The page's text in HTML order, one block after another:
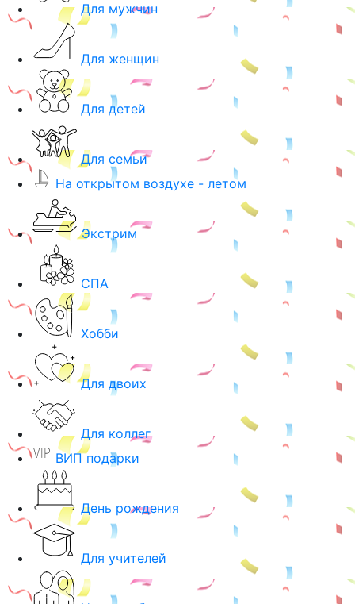
Для мужчин
Для женщин
Для детей
Для семьи
На открытом воздухе - летом
Экстрим
СПА
Хобби
Для двоих
Для коллег
ВИП подарки
День рождения
Для учителей